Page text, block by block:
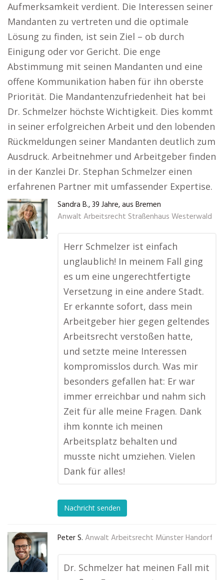
Aufmerksamkeit verdient. Die Interessen seiner
Mandanten zu vertreten und die optimale
Lösung zu finden, ist sein Ziel – ob durch
Einigung oder vor Gericht. Die enge
Abstimmung mit seinen Mandanten und eine
offene Kommunikation haben für ihn oberste
Priorität. Die Mandantenzufriedenheit hat bei
Dr. Schmelzer höchste Wichtigkeit. Dies kommt
in seiner erfolgreichen Arbeit und den lobenden
Rückmeldungen seiner Mandanten deutlich zum
Ausdruck. Arbeitnehmer und Arbeitgeber finden
in der Kanzlei Dr. Stephan Schmelzer einen
erfahrenen Partner mit umfassender Expertise.
Sandra B., 39 Jahre, aus Bremen
Anwalt Arbeitsrecht Straßenhaus Westerwald
Herr Schmelzer ist einfach
unglaublich! In meinem Fall ging
es um eine ungerechtfertigte
Versetzung in eine andere Stadt.
Er erkannte sofort, dass mein
Arbeitgeber hier gegen geltendes
Arbeitsrecht verstoßen hatte,
und setzte meine Interessen
kompromisslos durch. Was mir
besonders gefallen hat: Er war
immer erreichbar und nahm sich
Zeit für alle meine Fragen. Dank
ihm konnte ich meinen
Arbeitsplatz behalten und
musste nicht umziehen. Vielen
Dank für alles!
Nachricht senden
Peter S. Anwalt Arbeitsrecht Münster Handorf
Dr. Schmelzer hat meinen Fall mit